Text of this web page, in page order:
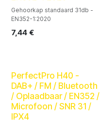
Gehoorkap standaard 31db -
EN352-1:2020
7,44 €
PerfectPro H40 -
DAB+ / FM / Bluetooth
/ Oplaadbaar / EN352 /
Microfoon / SNR 31 /
IPX4